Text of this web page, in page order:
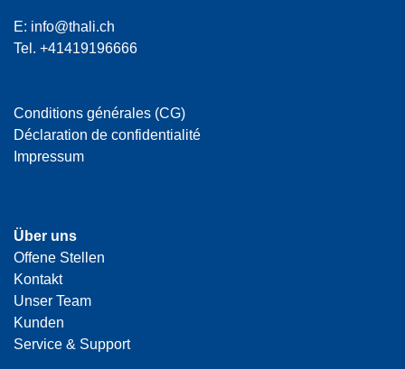
E: info@thali.ch
Tel. +41419196666
Conditions générales (CG)
Déclaration de confidentialité
Impressum
Über uns
Offene Stellen
Kontakt
Unser Team
Kunden
Service & Support